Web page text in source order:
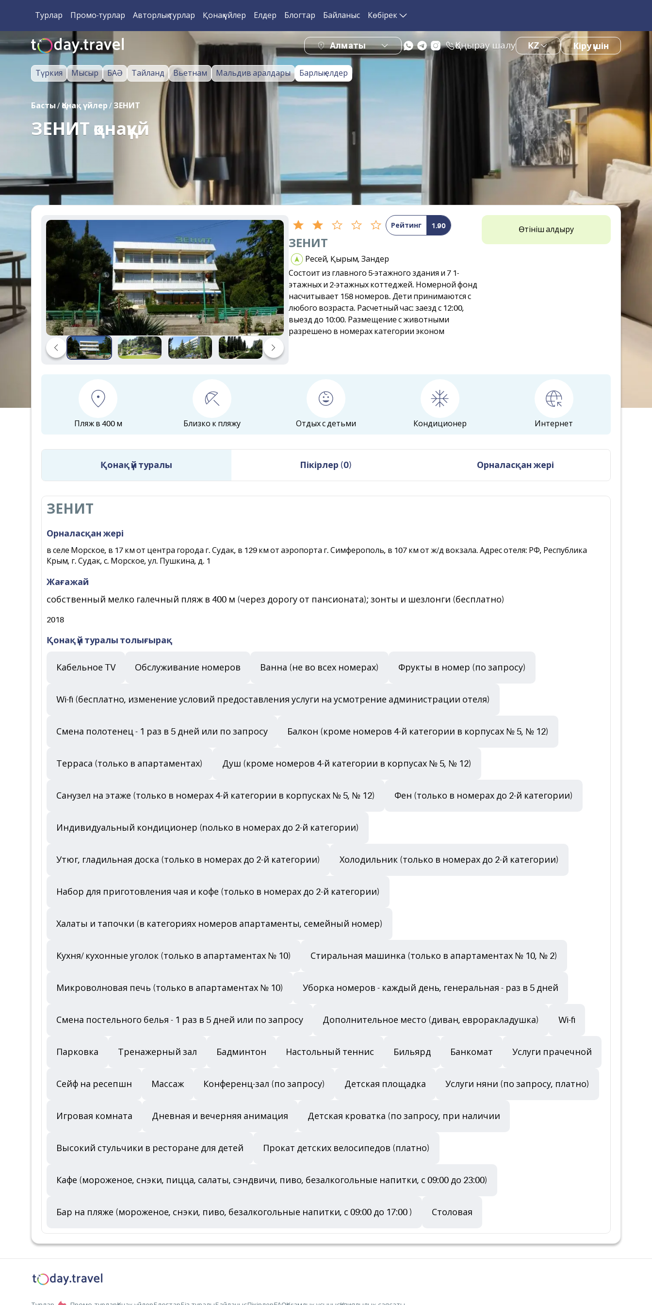
Турлар Промо-турлар Авторлық турлар Қонақ үйлер Елдер Блогтар Байланыс Көбірек
Алматы Қоңырау шалу KZ Кіру үшін
Түркия Мысыр БАӘ Тайланд Вьетнам Мальдив аралдары Барлық елдер
Басты / Қонақ үйлер / ЗЕНИТ
ЗЕНИТ қонақүй
Рейтинг 1.90
ЗЕНИТ
Ресей, Қырым, Зандер
Состоит из главного 5-этажного здания и 7 1-
этажных и 2-этажных коттеджей. Номерной фонд
насчитывает 158 номеров. Дети принимаются с
любого возраста. Расчетный час: заезд с 12:00,
выезд до 10:00. Размещение с животными
разрешено в номерах категории эконом
Өтініш қалдыру
Пляж в 400 м Близко к пляжу Отдых с детьми Кондиционер Интернет
Қонақ үй туралы Пікірлер (0) Орналасқан жері
ЗЕНИТ
Орналасқан жері
в селе Морское, в 17 км от центра города г. Судак, в 129 км от аэропорта г. Симферополь, в 107 км от ж/д вокзала. Адрес отеля: РФ, Республика
Крым, г. Судак, с. Морское, ул. Пушкина, д. 1
Жағажай
собственный мелко галечный пляж в 400 м (через дорогу от пансионата); зонты и шезлонги (бесплатно)
2018
Қонақ үй туралы толығырақ
Кабельное TV Обслуживание номеров Ванна (не во всех номерах) Фрукты в номер (по запросу)
Wi-fi (бесплатно, изменение условий предоставления услуги на усмотрение администрации отеля)
Смена полотенец - 1 раз в 5 дней или по запросу Балкон (кроме номеров 4-й категории в корпусах № 5, № 12)
Терраса (только в апартаментах) Душ (кроме номеров 4-й категории в корпусах № 5, № 12)
Санузел на этаже (только в номерах 4-й категории в корпусках № 5, № 12) Фен (только в номерах до 2-й категории)
Индивидуальный кондиционер (nолько в номерах до 2-й категории)
Утюг, гладильная доска (только в номерах до 2-й категории) Холодильник (только в номерах до 2-й категории)
Набор для приготовления чая и кофе (только в номерах до 2-й категории)
Халаты и тапочки (в категориях номеров апартаменты, семейный номер)
Кухня/ кухонные уголок (только в апартаментах № 10) Стиральная машинка (только в апартаментах № 10, № 2)
Микроволновая печь (только в апартаментах № 10) Уборка номеров - каждый день, генеральная - раз в 5 дней
Смена постельного белья - 1 раз в 5 дней или по запросу Дополнительное место (диван, евроракладушка) Wi-fi
Парковка Тренажерный зал Бадминтон Настольный теннис Бильярд Банкомат Услуги прачечной
Сейф на ресепшн Массаж Конференц-зал (по запросу) Детская площадка Услуги няни (по запросу, платно)
Игровая комната Дневная и вечерняя анимация Детская кроватка (по запросу, при наличии
Высокий стульчики в ресторане для детей Прокат детских велосипедов (платно)
Кафе (мороженое, снэки, пицца, салаты, сэндвичи, пиво, безалкогольные напитки, с 09:00 до 23:00)
Бар на пляже (мороженое, снэки, пиво, безалкогольные напитки, с 09:00 до 17:00 ) Столовая